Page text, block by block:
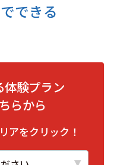
できる
体験プラン
らから
アをクリック！